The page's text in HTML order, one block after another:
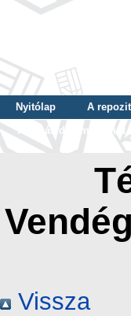
Nyitólap A
Tallózás dátum szerint
Vissza